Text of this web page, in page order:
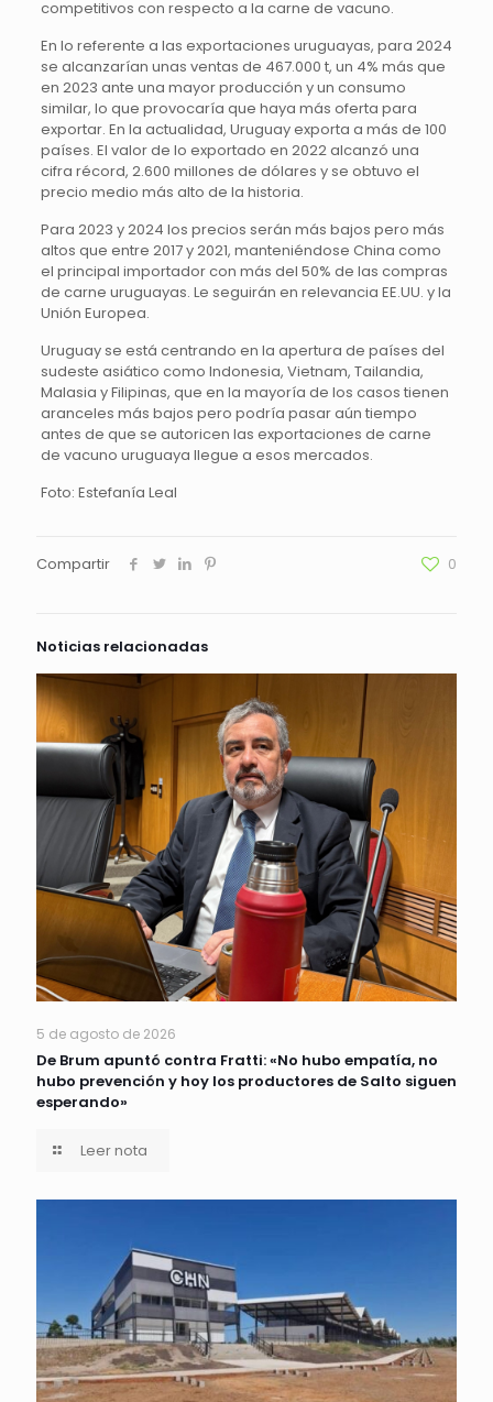
competitivos con respecto a la carne de vacuno.
En lo referente a las exportaciones uruguayas, para 2024
se alcanzarían unas ventas de 467.000 t, un 4% más que
en 2023 ante una mayor producción y un consumo
similar, lo que provocaría que haya más oferta para
exportar. En la actualidad, Uruguay exporta a más de 100
países. El valor de lo exportado en 2022 alcanzó una
cifra récord, 2.600 millones de dólares y se obtuvo el
precio medio más alto de la historia.
Para 2023 y 2024 los precios serán más bajos pero más
altos que entre 2017 y 2021, manteniéndose China como
el principal importador con más del 50% de las compras
de carne uruguayas. Le seguirán en relevancia EE.UU. y la
Unión Europea.
Uruguay se está centrando en la apertura de países del
sudeste asiático como Indonesia, Vietnam, Tailandia,
Malasia y Filipinas, que en la mayoría de los casos tienen
aranceles más bajos pero podría pasar aún tiempo
antes de que se autoricen las exportaciones de carne
de vacuno uruguaya llegue a esos mercados.
Foto: Estefanía Leal
Compartir 0
Noticias relacionadas
5 de agosto de 2026
De Brum apuntó contra Fratti: «No hubo empatía, no
hubo prevención y hoy los productores de Salto siguen
esperando»
Leer nota